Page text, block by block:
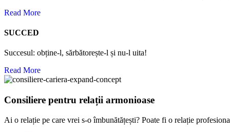
Read More
SUCCED
Succesul: obține-l, sărbătorește-l și nu-l uita!
Read More
Consiliere pentru relații armonioase
Ai o relație pe care vrei s-o îmbunătățești? Poate fi o relație